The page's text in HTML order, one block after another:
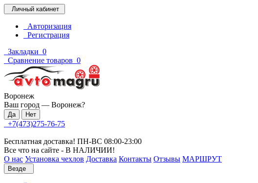
Личный кабинет
Авторизация
Регистрация
Закладки 0
Сравнение товаров 0
Воронеж
Ваш город — Воронеж?
+7(473)275-76-75
Бесплатная доставка! ПН-ВС 08:00-23:00
Все что на сайте - В НАЛИЧИИ!
О нас Установка чехлов Доставка Контакты Отзывы МАРШРУТ
Везде